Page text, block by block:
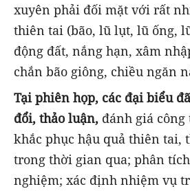
xuyên phải đối mặt với rất
thiên tai (bão, lũ lụt, lũ ống,
động đất, nắng hạn, xâm
chắn bão giông, chiều ngăn
Tại phiên họp, các đại biểu
đổi, thảo luận, đánh giá công
khắc phục hậu quả thiên tai,
trong thời gian qua; phân
nghiệm; xác định nhiệm vụ